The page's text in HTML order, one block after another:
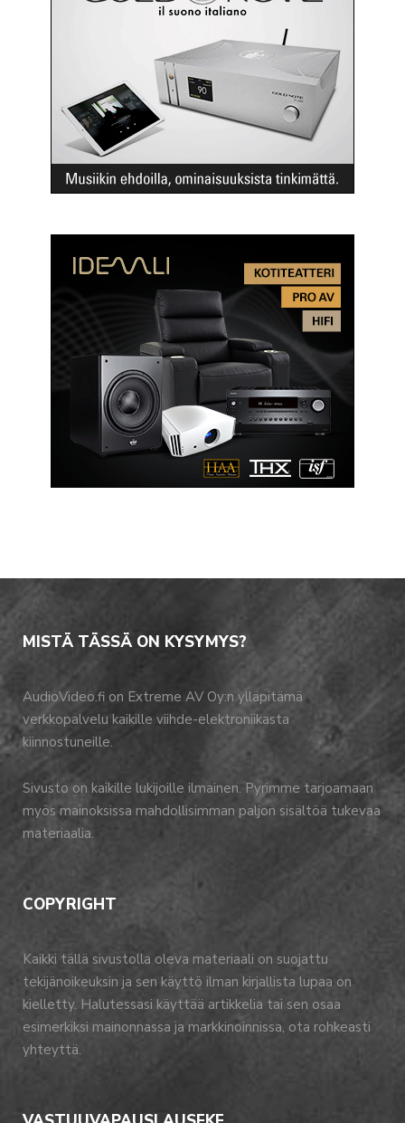
MISTÄ TÄSSÄ ON KYSYMYS?
AudioVideo.fi on Extreme AV Oy:n ylläpitämä
verkkopalvelu kaikille viihde-elektroniikasta
kiinnostuneille.
Sivusto on kaikille lukijoille ilmainen. Pyrimme tarjoamaan
myös mainoksissa mahdollisimman paljon sisältöä tukevaa
materiaalia.
COPYRIGHT
Kaikki tällä sivustolla oleva materiaali on suojattu
tekijänoikeuksin ja sen käyttö ilman kirjallista lupaa on
kielletty. Halutessasi käyttää artikkelia tai sen osaa
esimerkiksi mainonnassa ja markkinoinnissa, ota rohkeasti
yhteyttä.